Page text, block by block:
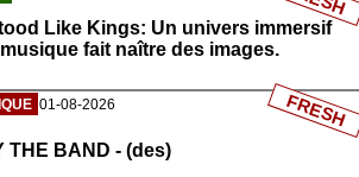
Like Kings: Un univers immersif
fait naître des images.
01-08-2026
THE BAND - (des)
FRESH